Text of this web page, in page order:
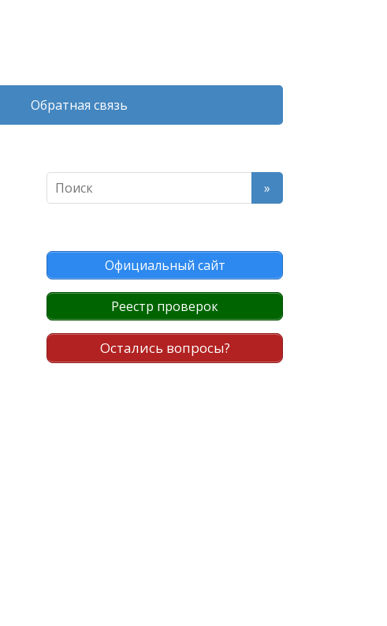
Обратная связь
Официальный сайт
Реестр проверок
Остались вопросы?